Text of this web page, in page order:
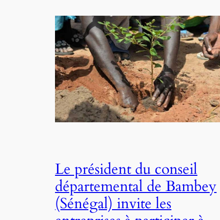
Le président du conseil
départemental de Bambey
(Sénégal) invite les